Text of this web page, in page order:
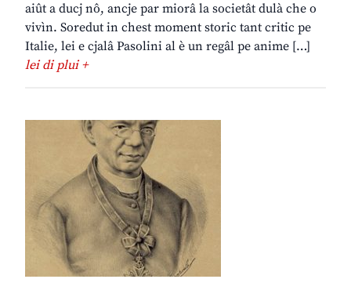
aiût a ducj nô, ancje par miorâ la societât dulà che o
vivìn. Soredut in chest moment storic tant critic pe
Italie, lei e cjalâ Pasolini al è un regâl pe anime […]
lei di plui +